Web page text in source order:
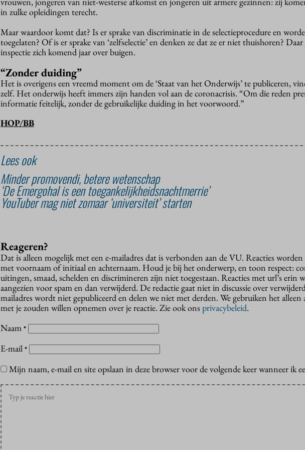
in zulke opleidingen terecht.
Maar waardoor komt dat? Is er sprake van discriminatie in de selectieprocedure en
toegelaten? Of is er sprake van ‘zelfselectie’ en denken ze dat ze er niet thuishoren? Daar
inspectie zich komend jaar over buigen.
“Zonder duiding”
Het is overigens een vreemd moment om de ‘Staat van het Onderwijs’ te publiceren,
zelf. Het onderwijs heeft immers zijn handen vol aan de coronacrisis. “Om die reden
informatie feitelijk, zonder de gebruikelijke duiding in het voorwoord.”
HOP/BB
Lees ook
Minder promovendi, betere wetenschap
‘De Emergohal is een toegankelijkheidsnachtmerrie’
YouTuber mag niet zomaar ‘universiteit’ starten
Reageren?
Dat is alleen mogelijk met een e-mailadres dat is verbonden aan de VU. Reacties
met voornaam of initiaal en achternaam. Houd je bij het onderwerp, en toon respect:
uitingen, smaad, schelden en discrimineren zijn niet toegestaan. Reacties met url’s erin
aangezien voor spam en dan verwijderd. De redactie gaat niet in discussie over
mailadres wordt niet gepubliceerd en delen we niet met derden. We gebruiken het alleen
met je zouden willen opnemen over je reactie. Zie ook onsprivacybeleid.
Naam *
E-mail *
Mijn naam, e-mail en site opslaan in deze browser voor de volgende keer wanneer ik